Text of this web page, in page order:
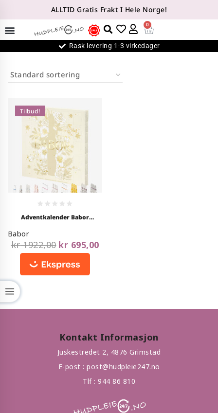
ALLTID Gratis Frakt I Hele Norge!
0
Rask levering 1-3 virkedager
Tilbud!
0
Adventkalender Babor
Babor
kr1922,00 kr 695,00
Kontakt Informasjon
Juskestredet 2, 4876 Grimstad
E-post : post@hudpleie247.no
Tlf : 944 86 810